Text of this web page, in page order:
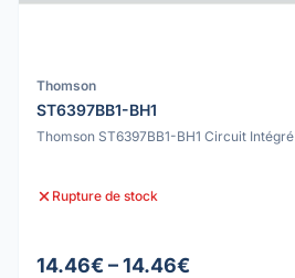
Thomson
ST6397BB1-BH1
Thomson ST6397BB1-BH1 Circuit Intégré
Rupture de stock
14.46€ – 14.46€